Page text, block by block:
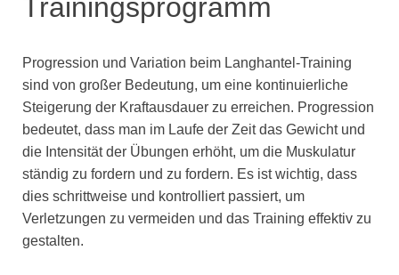
Trainingsprogramm
Progression und Variation beim Langhantel-Training
sind von großer Bedeutung, um eine kontinuierliche
Steigerung der Kraftausdauer zu erreichen. Progression
bedeutet, dass man im Laufe der Zeit das Gewicht und
die Intensität der Übungen erhöht, um die Muskulatur
ständig zu fordern und zu fordern. Es ist wichtig, dass
dies schrittweise und kontrolliert passiert, um
Verletzungen zu vermeiden und das Training effektiv zu
gestalten.